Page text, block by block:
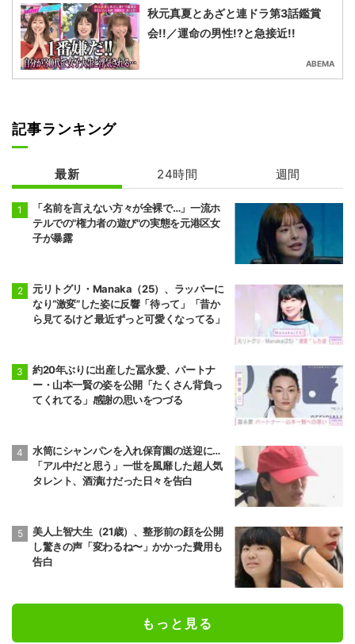
秋元真夏とあざと連ドラ第3話鑑賞
会!!／運命の男性!?と急接近!!
ABEMA
記事ランキング
最新 24時間 週間
「名前を言えない方々が全裸で…」一流ホ
テルでの"権力者の遊び"の実態を元港区女
子が暴露
元リトグリ・Manaka（25）、ラッパーに
なり“激変”した姿に反響「待って」「昔か
ら見てるけど 最近ずっと可愛くなってる」
約20年ぶりに出産した冨永愛、パートナ
ー・山本一賢の姿を公開「たくさん背負っ
てくれてる」感謝の思いをつづる
水筒にシャンパンを入れ保育園の送迎に…
「アル中だと思う」一世を風靡した超人気
タレント、酒漬けだった日々を告白
美人上智大生（21歳）、整形前の顔を公開
し驚きの声「変わるね〜」かかった費用も
告白
もっと見る